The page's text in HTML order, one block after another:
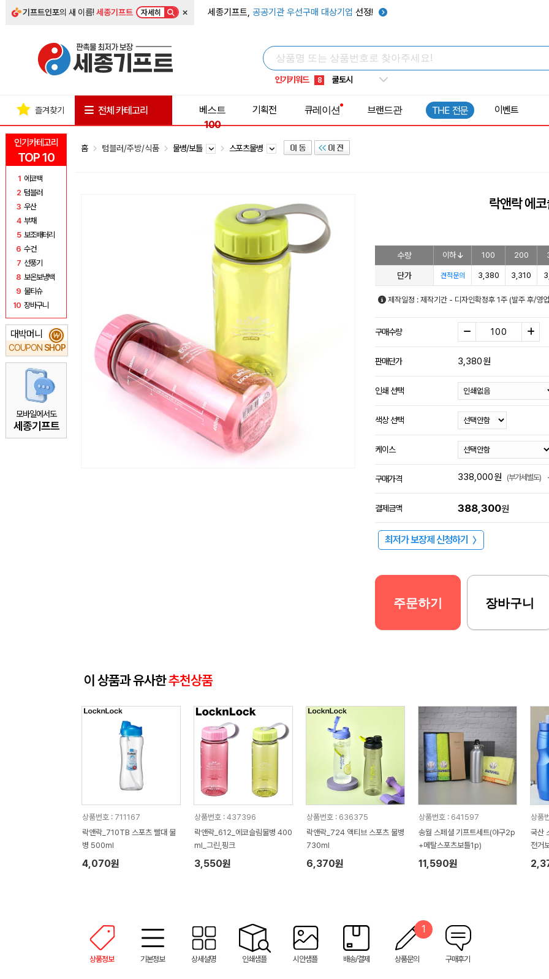
기프트인포의 새 이름!세종기프트 자세히 × 세종기프트, 공공기관 우선구매 대상기업 선정!
인기키워드
5 키캡
8 쿨토시
9 넥쿨러
1 선풍기
인기카테고리
TOP 10
1 에코백
2 텀블러
3 우산
4 부채
5 보조배터리
6 수건
7 선풍기
8 보온보냉백
9 물티슈
10 장바구니
대박머니
COUPON SHOP
₩
모바일에서도
세종기프트
즐겨찾기 전체 카테고리
베스트
100
기획전 큐레이션 브랜드관 THE 전문 이벤트
홈 텀블러/주방/식품 물병/보틀 스포츠물병
락앤락 에
수량 이하 100 200
단가 견적문의 3,380 3,310
제작일정 : 제작기간 - 디자인확정후 1주 (발주 후/영
구매수량
판매단가 3,380원
인쇄 선택
색상 선택
케이스
구매가격 338,000원 (부가세별도)
결제금액 388,300원
최저가 보장제 신청하기 〉
주문하기 장바구니
이 상품과 유사한추천상품
상품번호 : 711167
락앤락_710TB 스포츠 빨대 물
병 500ml
4,070원
상품번호 : 437396
락앤락_612_에코슬림물병 400
ml_그린,핑크
3,550원
상품번호 : 636375
락앤락_724 액티브 스포츠 물병
730ml
6,370원
상품번호 : 641597
송월 스페셜 기프트세트(야구2p
+메탈스포츠보틀1p)
11,590원
상품
국산
전거
상품정보 기본정보 상세설명 인쇄샘플 시안샘플 배송/결제 상품문의
1
구매후기